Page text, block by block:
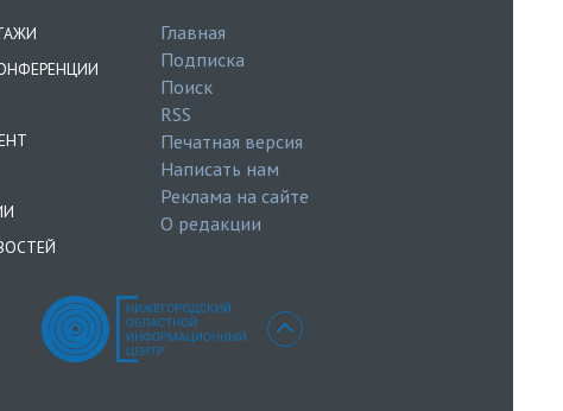
Главная
Подписка
Поиск
RSS
Печатная версия
Написать нам
Реклама на сайте
О редакции